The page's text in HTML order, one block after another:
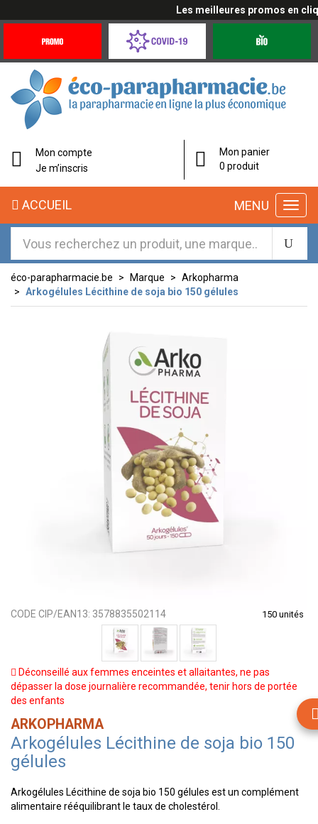
Les meilleures promos en
Offres
Coronavirus
éco-
parapharmacie.fr
éco-
parapharmacie.fr
Mon compte
Je m’inscris
Mon panier
0 produit
MENU
ACCUEIL
éco-parapharmacie.be Marque
Arkopharma
Arkogélules Lécithine de soja bio 150 gélules
CODE CIP/EAN13: 3578835502114 150 unités
Déconseillé aux femmes enceintes et allaitantes, ne pas
dépasser la dose journalière recommandée, tenir hors de portée
des enfants
ARKOPHARMA
Arkogélules Lécithine de soja bio 150
gélules
Arkogélules Lécithine de soja bio 150 gélules est un complément
alimentaire rééquilibrant le taux de cholestérol.